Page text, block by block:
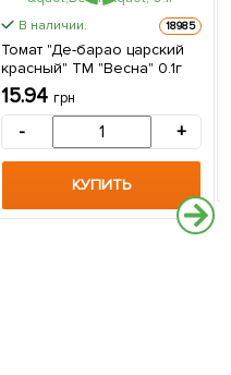
В наличии. 18985
Томат "Де-барао царский
красный" ТМ "Весна" 0.1г
15.94 грн
- +
КУПИТЬ